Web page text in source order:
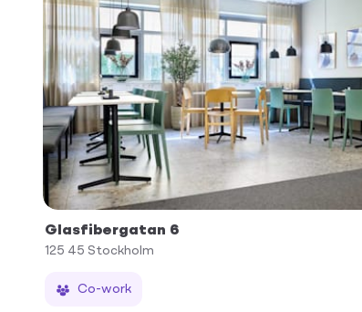
Glasfibergatan 6
125 45 Stockholm
Co-work